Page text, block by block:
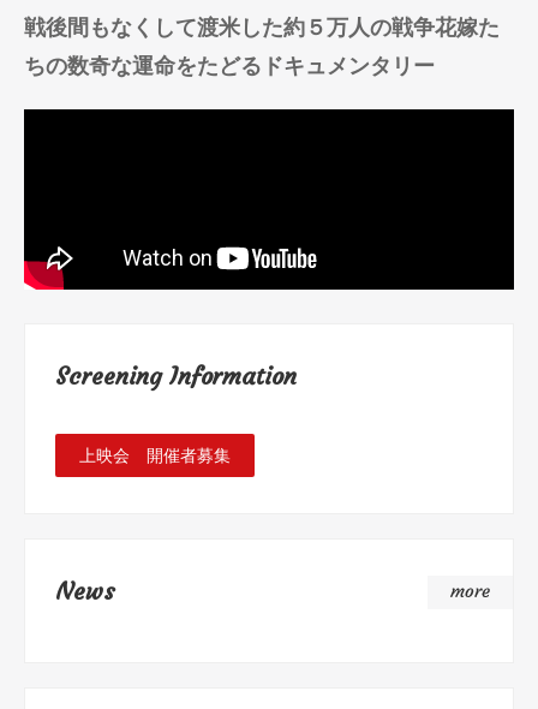
戦後間もなくして渡米した約５万人の戦争花嫁た
ちの数奇な運命をたどるドキュメンタリー
Screening Information
上映会 開催者募集
News